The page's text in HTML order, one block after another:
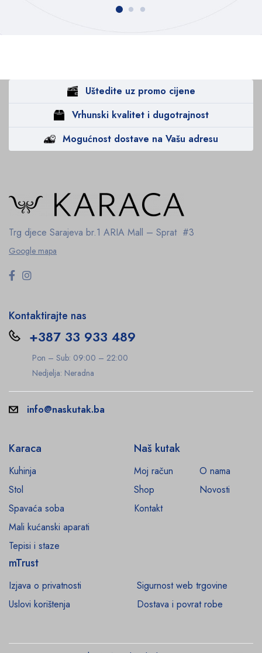
Uštedite uz promo cijene
Vrhunski kvalitet i dugotrajnost
Mogućnost dostave na Vašu adresu
Trg djece Sarajeva br.1 ARIA Mall – Sprat #3
Google mapa
Kontaktirajte nas
+387 33 933 489
Pon – Sub: 09:00 – 22:00
Nedjelja: Neradna
info@naskutak.ba
Karaca
Kuhinja
Stol
Spavaća soba
Mali kućanski aparati
Tepisi i staze
Naš kutak
Moj račun
O nama
Shop
Novosti
Kontakt
mTrust
Izjava o privatnosti
Sigurnost web trgovine
Uslovi korištenja
Dostava i povrat robe